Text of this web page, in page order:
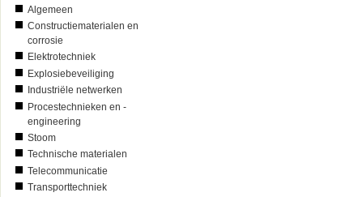
Algemeen
Constructiematerialen en
corrosie
Elektrotechniek
Explosiebeveiliging
Industriële netwerken
Procestechnieken en -
engineering
Stoom
Technische materialen
Telecommunicatie
Transporttechniek